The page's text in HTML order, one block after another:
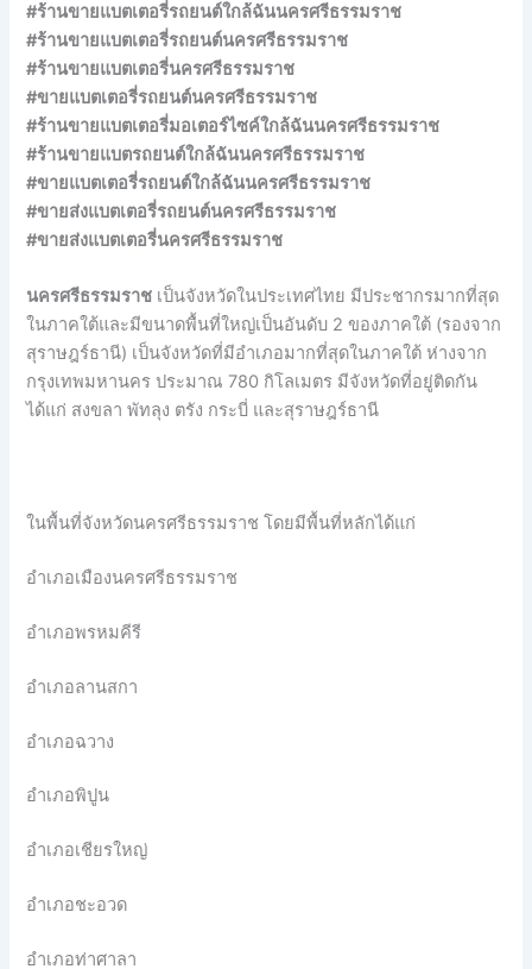
#ร้านขายแบตเตอรี่รถยนต์ใกล้ฉันนครศรีธรรมราช
#ร้านขายแบตเตอรี่รถยนต์นครศรีธรรมราช
#ร้านขายแบตเตอรี่นครศรีธรรมราช
#ขายแบตเตอรี่รถยนต์นครศรีธรรมราช
#ร้านขายแบตเตอรี่มอเตอร์ไซค์ใกล้ฉันนครศรีธรรมราช
#ร้านขายแบตรถยนต์ใกล้ฉันนครศรีธรรมราช
#ขายแบตเตอรี่รถยนต์ใกล้ฉันนครศรีธรรมราช
#ขายส่งแบตเตอรี่รถยนต์นครศรีธรรมราช
#ขายส่งแบตเตอรี่นครศรีธรรมราช
นครศรีธรรมราช เป็นจังหวัดในประเทศไทย มีประชากรมากที่สุด
ในภาคใต้และมีขนาดพื้นที่ใหญ่เป็นอันดับ 2 ของภาคใต้ (รองจาก
สุราษฎร์ธานี) เป็นจังหวัดที่มีอำเภอมากที่สุดในภาคใต้ ห่างจาก
กรุงเทพมหานคร ประมาณ 780 กิโลเมตร มีจังหวัดที่อยู่ติดกัน
ได้แก่ สงขลา พัทลุง ตรัง กระบี่ และสุราษฎร์ธานี
ในพื้นที่จังหวัดนครศรีธรรมราช โดยมีพื้นที่หลักได้แก่
อำเภอเมืองนครศรีธรรมราช
อำเภอพรหมคีรี
อำเภอลานสกา
อำเภอฉวาง
อำเภอพิปูน
อำเภอเชียรใหญ่
อำเภอชะอวด
อำเภอท่าศาลา